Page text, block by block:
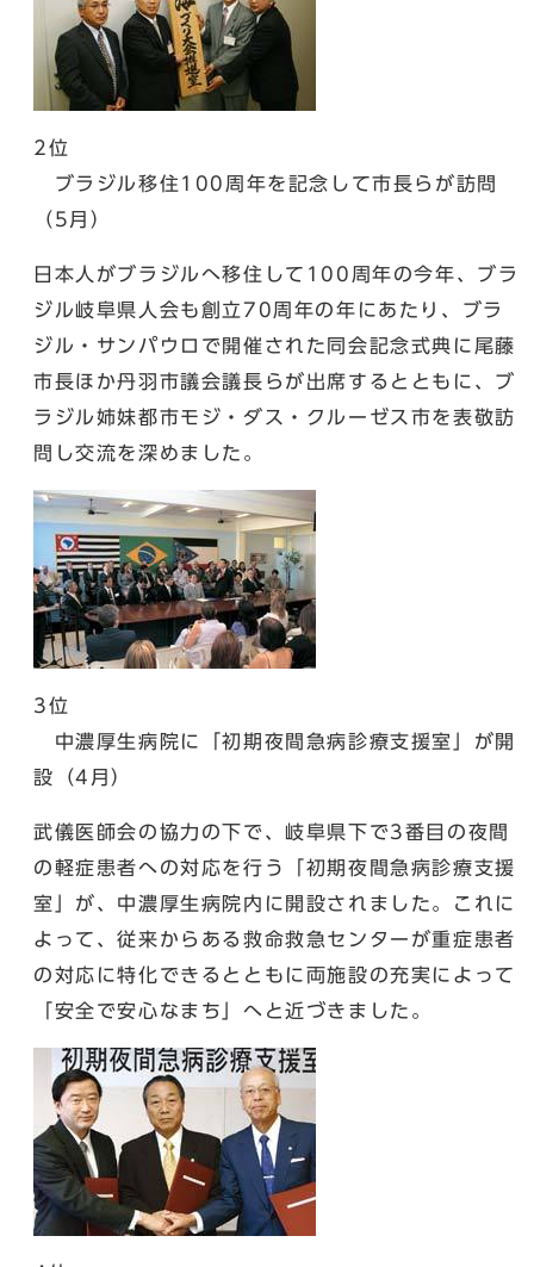
2位
ブラジル移住100周年を記念して市長らが訪問
（5月）
日本人がブラジルへ移住して100周年の今年、ブラ
ジル岐阜県人会も創立70周年の年にあたり、ブラ
ジル・サンパウロで開催された同会記念式典に尾藤
市長ほか丹羽市議会議長らが出席するとともに、ブ
ラジル姉妹都市モジ・ダス・クルーゼス市を表敬訪
問し交流を深めました。
3位
中濃厚生病院に「初期夜間急病診療支援室」が開
設（4月）
武儀医師会の協力の下で、岐阜県下で3番目の夜間
の軽症患者への対応を行う「初期夜間急病診療支援
室」が、中濃厚生病院内に開設されました。これに
よって、従来からある救命救急センターが重症患者
の対応に特化できるとともに両施設の充実によって
「安全で安心なまち」へと近づきました。